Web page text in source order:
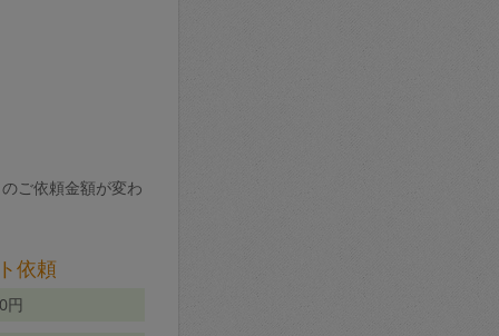
ご依頼金額が変わ
依頼
円